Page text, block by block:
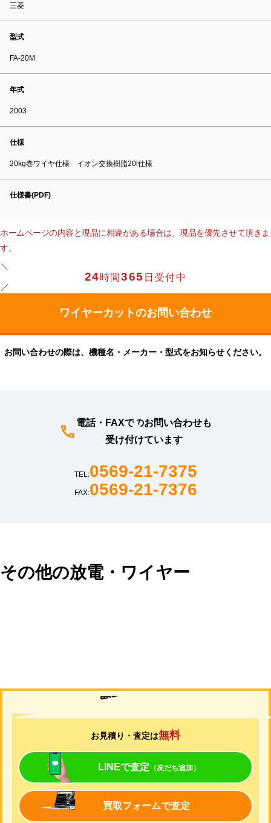
三菱
型式
FA-20M
年式
2003
仕様
20kg巻ワイヤ仕様 イオン交換樹脂20l仕様
仕様書(PDF)
ホームページの内容と現品に相違がある場合は、現品を優先させて頂きま
す。
24時間365 日受付中
お問い合わせの際は、機種名・メーカー・型式をお知らせください。
電話・FAXでのお問い合わせも
受け付けています
TEL:0569-21-7375
FAX:0569-21-7376
その他の放電・ワイヤー
買取について
お見積り・査定は無料
LINEで査定 （友だち追加）
買取フォームで査定